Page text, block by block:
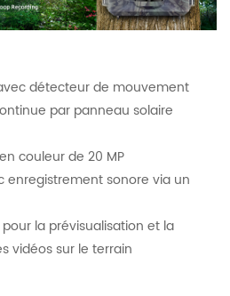
détecteur de mouvement
par panneau solaire
couleur de 20 MP
enregistrement sonore via un
la prévisualisation et la
vidéos sur le terrain